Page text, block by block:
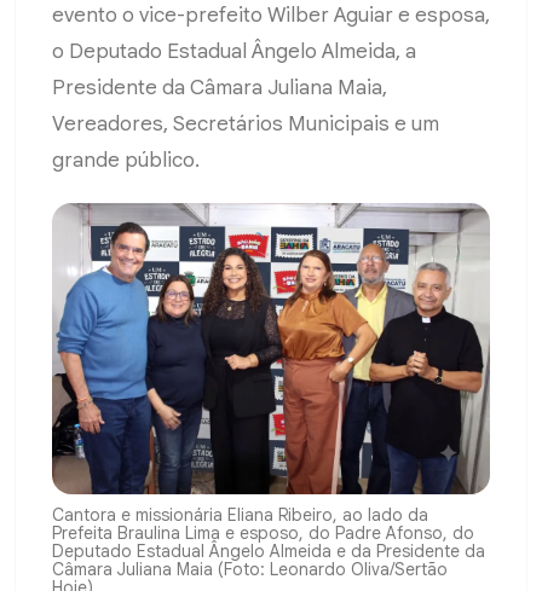
evento o vice-prefeito Wilber Aguiar e esposa,
o Deputado Estadual Ângelo Almeida, a
Presidente da Câmara Juliana Maia,
Vereadores, Secretários Municipais e um
grande público.
Cantora e missionária Eliana Ribeiro, ao lado da
Prefeita Braulina Lima e esposo, do Padre Afonso, do
Deputado Estadual Ângelo Almeida e da Presidente da
Câmara Juliana Maia (Foto: Leonardo Oliva/Sertão